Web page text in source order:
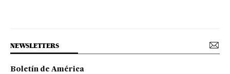
NEWSLETTERS
Boletín de América